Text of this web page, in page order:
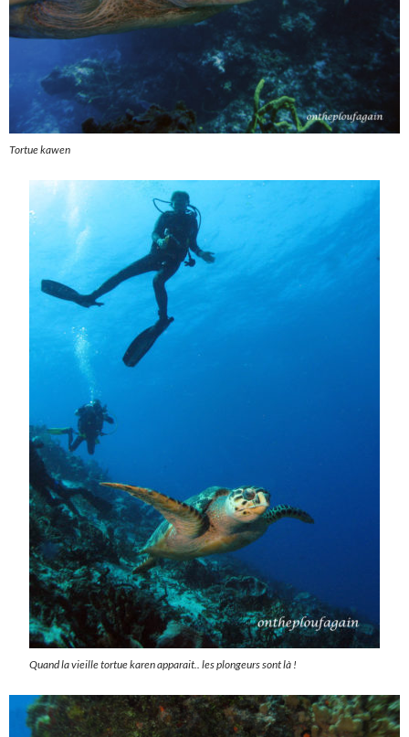
Tortue kawen
Quand la vieille tortue karen apparait.. les plongeurs sont là !